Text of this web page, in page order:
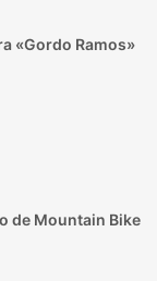
«Gordo Ramos»
de Mountain Bike